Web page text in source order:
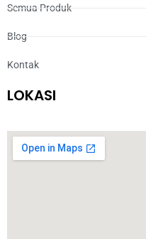
Semua Produk
Blog
Kontak
LOKASI